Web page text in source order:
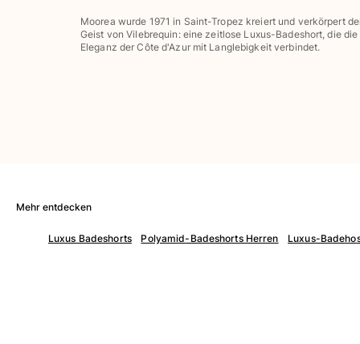
Sweatshirts
T-Shirts
Moorea wurde 1971 in Saint-Tropez kreiert und verkörpert
Geist von Vilebrequin: eine zeitlose Luxus-Badeshort, die die
Eleganz der Côte d'Azur mit Langlebigkeit verbindet.
Mehr entdecken
Luxus Badeshorts Polyamid-Badeshorts Herren Luxus-